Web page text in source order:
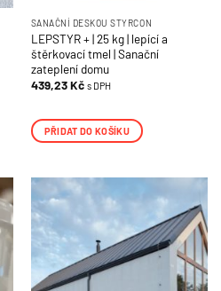
SANAČNÍ DESKOU STYRCON
LEPSTYR + | 25 kg | lepící a
štěrkovací tmel | Sanační
zateplení domu
439,23Kč s DPH
PŘIDAT DO KOŠÍKU